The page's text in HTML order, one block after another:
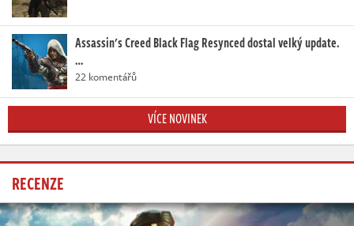
Assassin's Creed Black Flag Resynced dostal velký update.
…
22 komentářů
VÍCE NOVINEK
RECENZE